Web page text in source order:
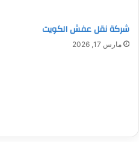
شركة نقل عفش الكويت
مارس 17, 2026